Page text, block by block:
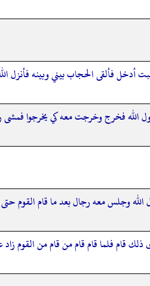
فألقى الحجاب بيني وبينه فأنزل الله
الله فخرج وخرجت معه كي يخرجوا
الله وجلس معه رجال بعد ما قام القوم
قام فلما قام قام من قام من القوم زاد